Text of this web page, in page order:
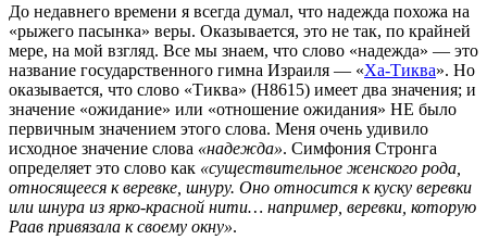
До недавнего времени я всегда думал, что надежда похожа на
«рыжего пасынка» веры. Оказывается, это не так, по крайней
мере, на мой взгляд. Все мы знаем, что слово «надежда» — это
название государственного гимна Израиля — «Ха-Тиква». Но
оказывается, что слово «Тиква» (H8615) имеет два значения; и
значение «ожидание» или «отношение ожидания» НЕ было
первичным значением этого слова. Меня очень удивило
исходное значение слова «надежда». Симфония Стронга
определяет это слово как «существительное женского рода,
относящееся к веревке, шнуру. Оно относится к куску веревки
или шнура из ярко-красной нити… например, веревки, которую
Раав привязала к своему окну».